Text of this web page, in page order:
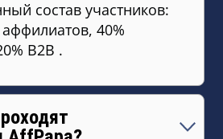
состав участников:
40%
B2B .